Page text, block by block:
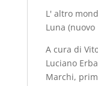
quantitàL' altro
Luna (nuovo
A cura di
Luciano
Marchi,